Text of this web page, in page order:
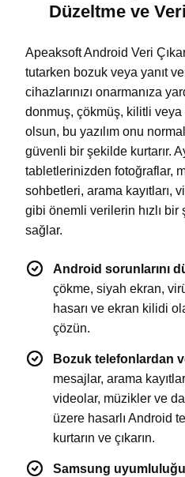
Düzeltme ve
Apeaksoft Android Veri
tutarken bozuk veya yanıt
cihazlarınızı onarmanıza
donmuş, çökmüş, kilitli veya
olsun, bu yazılım onu
güvenli bir şekilde kurtarır.
tabletlerinizden fotoğraflar,
sohbetleri, arama kayıtları,
gibi önemli verilerin hızlı bir
sağlar.
Android sorunlarını
çökme, siyah ekran,
hasarı ve ekran kilidi
çözün.
Bozuk telefonlardan
mesajlar, arama
videolar, müzikler ve
üzere hasarlı Android
kurtarın ve çıkarın.
Samsung